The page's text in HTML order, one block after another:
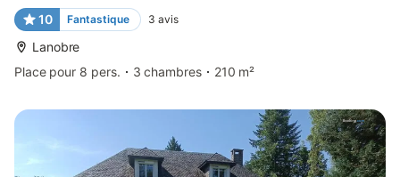
10 Fantastique 3 avis
Lanobre
Place pour 8 pers.
3 chambres 210 m²